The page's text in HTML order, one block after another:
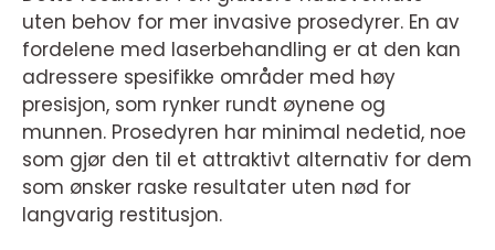
uten behov for mer invasive prosedyrer. En av
fordelene med laserbehandling er at den kan
adressere spesifikke områder med høy
presisjon, som rynker rundt øynene og
munnen. Prosedyren har minimal nedetid, noe
som gjør den til et attraktivt alternativ for dem
som ønsker raske resultater uten nød for
langvarig restitusjon.